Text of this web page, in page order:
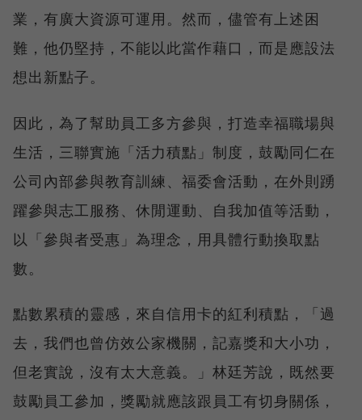
業，有廣大資源可運用。然而，儘管有上述困
難，他仍堅持，不能以此當作藉口，而是應設法
想出新點子。
因此，為了幫助員工多方參與，打造幸福職場與
生活，三聯實施「活力積點」制度，鼓勵同仁在
公司內部參與教育訓練、福委會活動，在外則踴
躍參與志工服務、休閒運動、自我加值等活動，
以「參與者受惠」為理念，用具體行動換取點
數。
點數累積的靈感，來自信用卡的紅利積點，「過
去，我們也曾仿效公家機關，記嘉獎和大小功，
但老實說，沒有太大意義。」林廷芳說，既然要
鼓勵員工參加，獎勵就應該跟員工有切身關係，